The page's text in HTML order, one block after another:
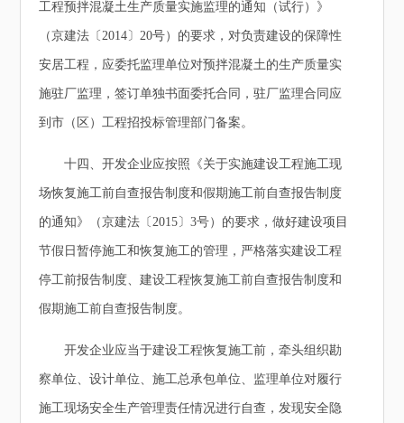
工程预拌混凝土生产质量实施监理的通知（试行）》
（京建法〔2014〕20号）的要求，对负责建设的保障性
安居工程，应委托监理单位对预拌混凝土的生产质量实
施驻厂监理，签订单独书面委托合同，驻厂监理合同应
到市（区）工程招投标管理部门备案。
十四、开发企业应按照《关于实施建设工程施工现
场恢复施工前自查报告制度和假期施工前自查报告制度
的通知》（京建法〔2015〕3号）的要求，做好建设项目
节假日暂停施工和恢复施工的管理，严格落实建设工程
停工前报告制度、建设工程恢复施工前自查报告制度和
假期施工前自查报告制度。
开发企业应当于建设工程恢复施工前，牵头组织勘
察单位、设计单位、施工总承包单位、监理单位对履行
施工现场安全生产管理责任情况进行自查，发现安全隐